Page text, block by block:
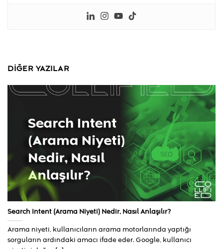
DIĞER YAZILAR
Search Intent (Arama Niyeti) Nedir, Nasıl Anlaşılır?
Arama niyeti, kullanıcıların arama motorlarında yaptığı
sorguların ardındaki amacı ifade eder. Google, kullanıcı